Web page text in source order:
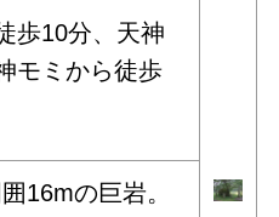
歩10分、天神
モミから徒歩
16mの巨岩。